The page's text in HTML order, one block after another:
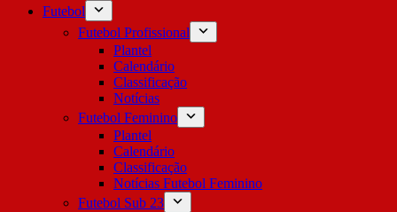
Futebol
Futebol Profissional
Plantel
Calendário
Classificação
Notícias
Futebol Feminino
Plantel
Calendário
Classificação
Notícias Futebol Feminino
Futebol Sub 23